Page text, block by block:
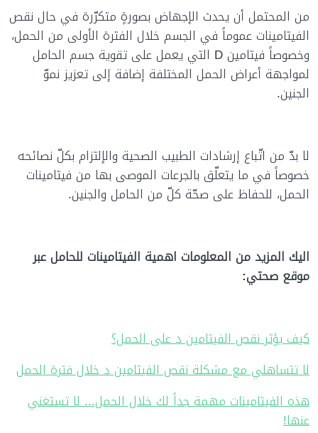
من المحتمل أن يحدث الإجهاض بصورةٍ متكرّرة في حال نقص
الفيتامينات عموماً في الجسم خلال الفترة الأولى من الحمل،
وخصوصاً فيتامين D التي يعمل على تقوية جسم الحامل
لمواجهة أعراض الحمل المختلفة إضافة إلى تعزيز نموّ
الجنين.
لا بدّ من اتّباع إرشادات الطبيب الصحية والإلتزام بكلّ نصائحه
خصوصاً في ما يتعلّق بالجرعات الموصى بها من فيتامينات
الحمل، للحفاظ على صحّة كلّ من الحامل والجنين.
اليك المزيد من المعلومات اهمية الفيتامينات للحامل عبر
موقع صحتي:
كيف يؤثر نقص الفيتامين د على الحمل؟
لا تتساهلي مع مشكلة نقص الفيتامين د خلال فترة الحمل
هذه الفيتامينات مهمة جداً لك خلال الحمل... لا تستغني
عنها!